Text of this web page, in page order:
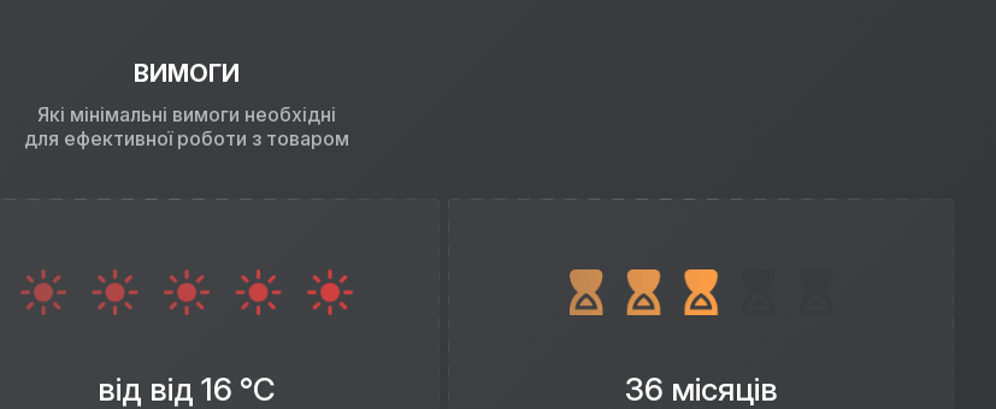
ВИМОГИ
Які мінімальні вимоги необхідні
для ефективної роботи з товаром
від від 16 °C 36 місяців